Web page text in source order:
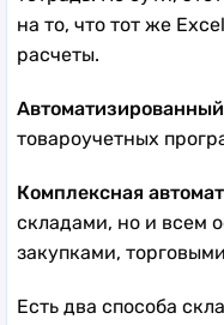
на то, что тот же
расчеты.
товароучетных
Комплексная
складами, но и всем
закупками,
Есть два способа